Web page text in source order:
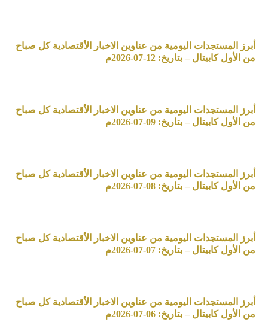
أبرز المستجدات اليومية من عناوين الاخبار الأقتصادية كل صباح
من الأول كابيتال – بتاريخ: 12-07-2026م
أبرز المستجدات اليومية من عناوين الاخبار الأقتصادية كل صباح
من الأول كابيتال – بتاريخ: 09-07-2026م
أبرز المستجدات اليومية من عناوين الاخبار الأقتصادية كل صباح
من الأول كابيتال – بتاريخ: 08-07-2026م
أبرز المستجدات اليومية من عناوين الاخبار الأقتصادية كل صباح
من الأول كابيتال – بتاريخ: 07-07-2026م
أبرز المستجدات اليومية من عناوين الاخبار الأقتصادية كل صباح
من الأول كابيتال – بتاريخ: 06-07-2026م